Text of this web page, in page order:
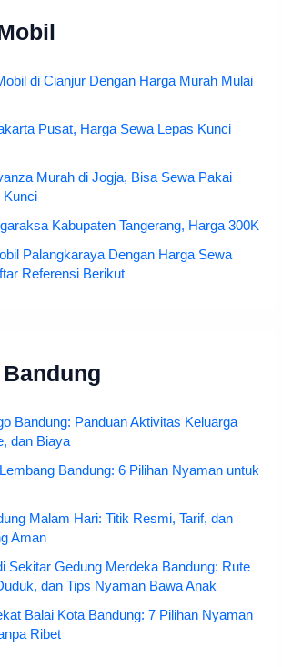
di Cianjur Dengan Harga Murah Mulai
Pusat, Harga Sewa Lepas Kunci
Murah di Jogja, Bisa Sewa Pakai
Kunci
Kabupaten Tangerang, Harga 300K
Palangkaraya Dengan Harga Sewa
Referensi Berikut
Bandung: Panduan Aktivitas Keluarga
dan Biaya
Bandung: 6 Pilihan Nyaman untuk
Malam Hari: Titik Resmi, Tarif, dan
Aman
Sekitar Gedung Merdeka Bandung: Rute
dan Tips Nyaman Bawa Anak
Balai Kota Bandung: 7 Pilihan Nyaman
Ribet